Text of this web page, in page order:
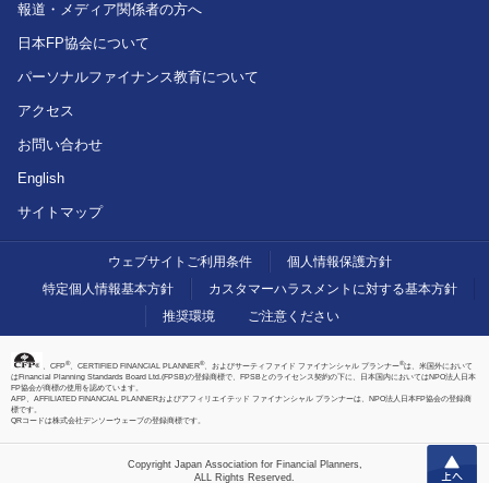
報道・メディア関係者の方へ
日本FP協会について
パーソナルファイナンス教育について
アクセス
お問い合わせ
English
サイトマップ
ウェブサイトご利用条件
個人情報保護方針
特定個人情報基本方針
カスタマーハラスメントに対する基本方針
推奨環境
ご注意ください
、CFP®、CERTIFIED FINANCIAL PLANNER®、およびサーティファイド ファイナンシャル プランナー®は、米国外において
はFinancial Planning Standards Board Ltd.(FPSB)の登録商標で、FPSBとのライセンス契約の下に、日本国内においてはNPO法人日本
FP協会が商標の使用を認めています。
AFP、AFFILIATED FINANCIAL PLANNERおよびアフィリエイテッド ファイナンシャル プランナーは、NPO法人日本FP協会の登録商
標です。
QRコードは株式会社デンソーウェーブの登録商標です。
Copyright Japan Association for Financial Planners,
ALL Rights Reserved.